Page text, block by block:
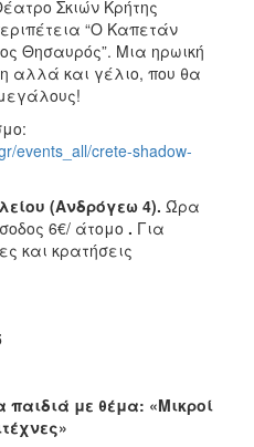
Σκιών Κρήτης
“Ο Καπετάν
Θησαυρός”. Μια ηρωική
αλλά και γέλιο, που θα
events_all/crete-shadow-
(Ανδρόγεω 4). Ώρα
6€/ άτομο . Για
και κρατήσεις
παιδιά με θέμα: «Μικροί